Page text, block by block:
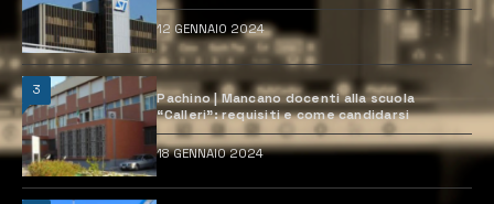
12 GENNAIO 2024
3
Pachino | Mancano docenti alla scuola
“Calleri”: requisiti e come candidarsi
18 GENNAIO 2024